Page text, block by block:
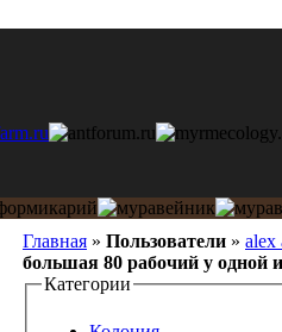
Главная » Пользователи » alex
большая 80 рабочий у одной
Категории